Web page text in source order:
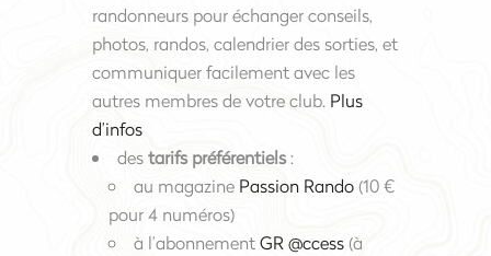
randonneurs pour échanger conseils,
photos, randos, calendrier des sorties, et
communiquer facilement avec les
autres membres de votre club. Plus
d’infos
destarifs préférentiels:
au magazine Passion Rando (10 €
pour 4 numéros)
à l’abonnementGR @ccess (à